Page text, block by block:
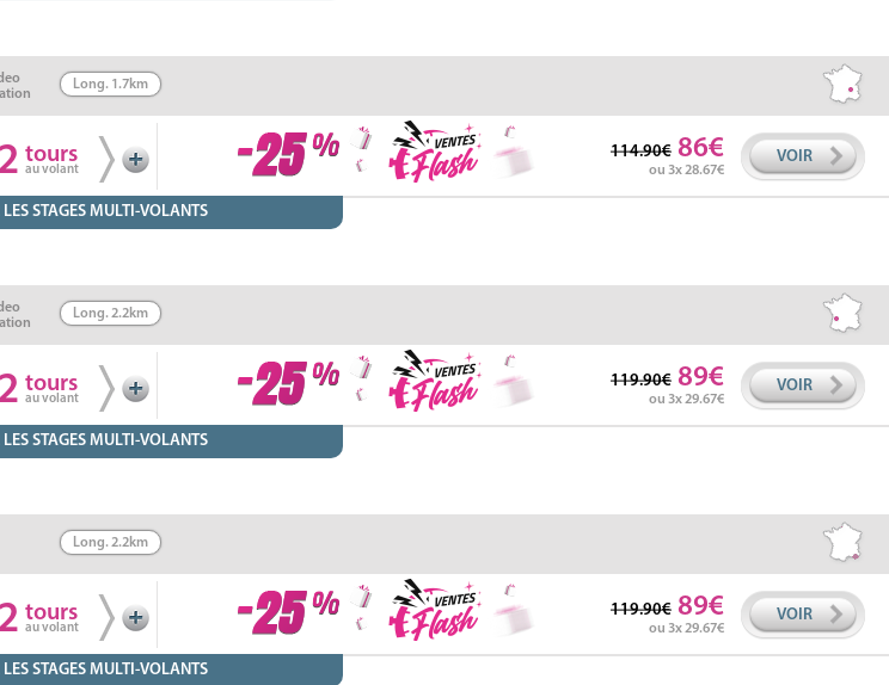
Long. 1.7km
tours
au volant
114.90 86
ou 3x 28.67
VOIR
STAGES MULTI-VOLANTS
Long. 2.2km
tours
au volant
119.90 89
ou 3x 29.67
VOIR
STAGES MULTI-VOLANTS
Long. 2.2km
tours
au volant
119.90 89
ou 3x 29.67
VOIR
STAGES MULTI-VOLANTS